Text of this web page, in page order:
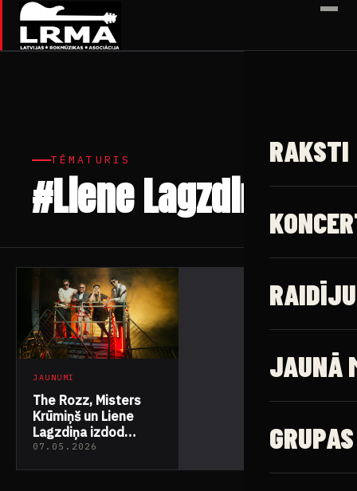
✕
RAKSTI
JAUNĀ
GRUPAS
TĒMATURIS
#Liene Lagzdiņa
JAUNUMI
The Rozz, Misters
Krūmiņš un Liene
Lagzdiņa izdod
kopīgu singlu “Tev
07.05.2026